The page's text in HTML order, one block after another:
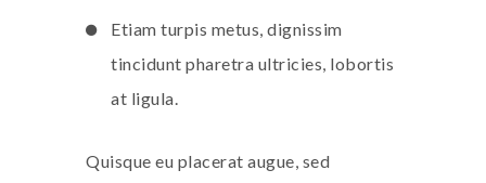
Etiam turpis metus, dignissim
tincidunt pharetra ultricies, lobortis
at ligula.
Quisque eu placerat augue, sed